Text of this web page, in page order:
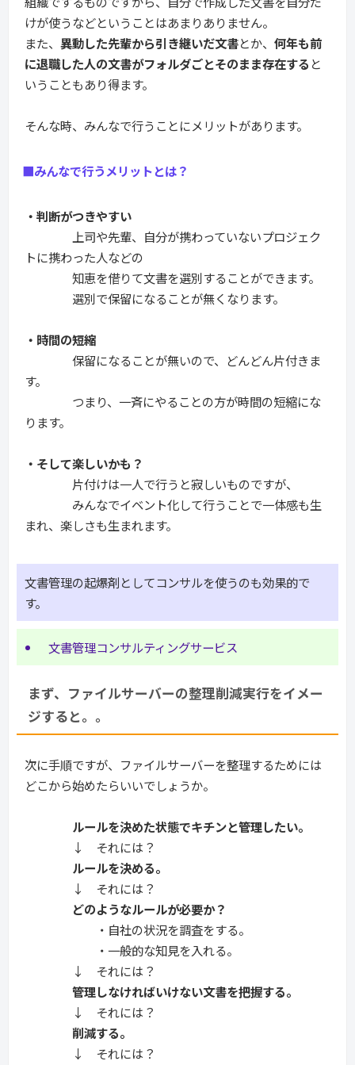
けが使うなどということはあまりありません。
また、 異動した先輩から引き継いだ文書とか、 何年も前
に退職した人の文書がフォルダごとそのまま存在する と
いうこともあり得ます。
そんな時、みんなで行うことにメリットがあります。
■みんなで行うメリットとは？
・判断がつきやすい
上司や先輩、自分が携わっていないプロジェク
トに携わった人などの
知恵を借りて文書を選別することができます。
選別で保留になることが無くなります。
・時間の短縮
保留になることが無いので、どんどん片付きま
す。
つまり、一斉にやることの方が時間の短縮にな
ります。
・そして楽しいかも？
片付けは一人で行うと寂しいものですが、
みんなでイベント化して行うことで一体感も生
まれ、楽しさも生まれます。
文書管理の起爆剤としてコンサルを使うのも効果的で
す。
文書管理コンサルティングサービス
まず、ファイルサーバーの整理削減実行をイメー
ジすると。。
次に手順ですが、ファイルサーバーを整理するためには
どこから始めたらいいでしょうか。
ルールを決めた状態でキチンと管理したい。
↓ それには？
ルールを決める。
↓ それには？
どのようなルールが必要か？
・自社の状況を調査をする。
・一般的な知見を入れる。
↓ それには？
管理しなければいけない文書を把握する。
↓ それには？
削減する。
↓ それには？